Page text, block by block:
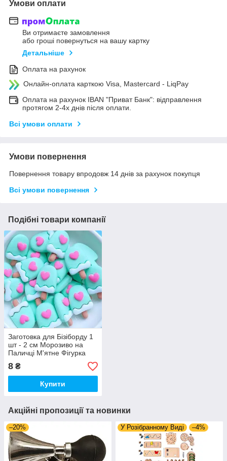
Умови оплати
Ви отримаєте замовлення
або гроші повернуться на вашу картку
Детальніше
Оплата на рахунок
Онлайн-оплата карткою Visa, Mastercard - LiqPay
Оплата на рахунок IBAN "Приват Банк": відправлення
протягом 2-4х днів після оплати.
Всі умови оплати
Умови повернення
Повернення товару впродовж 14 днів за рахунок покупця
Всі умови повернення
Подібні товари компанії
Заготовка для Бізіборду 1
шт - 2 см Морозиво на
Паличці М'ятне Фігурка
Прикраса для Декору
Бігунок
8 ₴
Купити
Акційні пропозиції та новинки
–20% У Розібранному Виді –4%